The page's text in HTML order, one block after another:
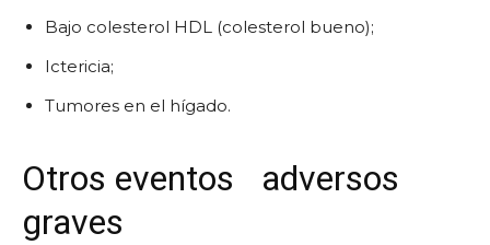
Bajo colesterol HDL (colesterol bueno);
Ictericia;
Tumores en el hígado.
Otros eventos
adversos
graves